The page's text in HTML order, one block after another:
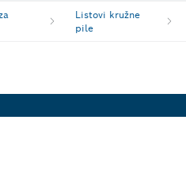
Listovi kružne
pile